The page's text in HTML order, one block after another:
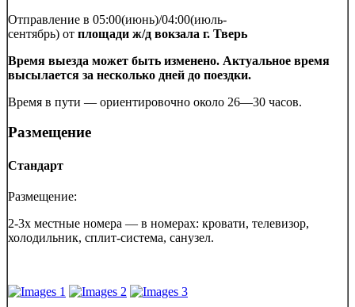
Отправление в 05:00(июнь)/04:00(июль-
сентябрь) от площади ж/д вокзала г. Тверь
Время выезда может быть изменено. Актуальное время
высылается за несколько дней до поездки.
Время в пути — ориентировочно около 26—30 часов.
Размещение
Стандарт
Размещение:
2-3х местные номера — в номерах: кровати, телевизор,
холодильник, сплит-система, санузел.